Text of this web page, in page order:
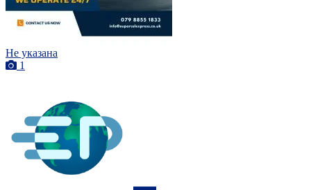
Не указана
1